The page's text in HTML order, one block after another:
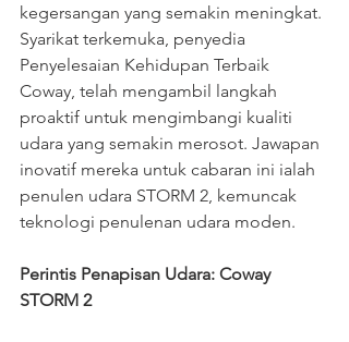
kegersangan yang semakin meningkat.
Syarikat terkemuka, penyedia
Penyelesaian Kehidupan Terbaik
Coway, telah mengambil langkah
proaktif untuk mengimbangi kualiti
udara yang semakin merosot. Jawapan
inovatif mereka untuk cabaran ini ialah
penulen udara STORM 2, kemuncak
teknologi penulenan udara moden.
Perintis Penapisan Udara: Coway
STORM 2